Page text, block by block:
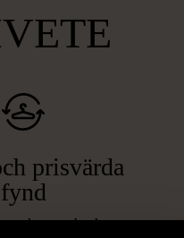
prisvärda
fynd
ett brett utbud av